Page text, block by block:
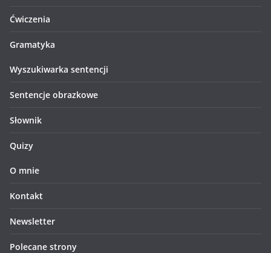
Ćwiczenia
Gramatyka
Wyszukiwarka sentencji
Sentencje obrazkowe
Słownik
Quizy
O mnie
Kontakt
Newsletter
Polecane strony